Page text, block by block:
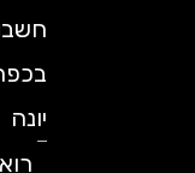
חשבון
בכפר
רואה